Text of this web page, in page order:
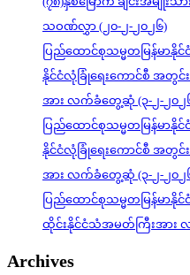
သဝဏ်လွှာ (၂၀-၂-၂၀၂၆)
ပြည်ထောင်စုသမ္မတမြန်မာနို
နိုင်ငံလုံခြုံရေးကောင်စီ အတွ
အား လက်ခံတွေ့ဆုံ (၃-၂-၂၀၂
ပြည်ထောင်စုသမ္မတမြန်မာနို
နိုင်ငံလုံခြုံရေးကောင်စီ အတွ
အား လက်ခံတွေ့ဆုံ (၃-၂-၂၀၂
ပြည်ထောင်စုသမ္မတမြန်မာနို
ထိုင်းနိုင်ငံသံအမတ်ကြီးအား
Archives